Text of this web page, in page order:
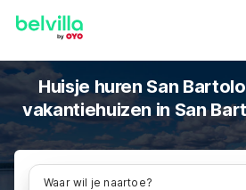
Huisje huren San
vakantiehuizen in San
Waar wil je naartoe?